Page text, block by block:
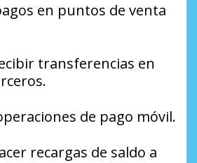
en puntos de venta
transferencias en
de pago móvil.
recargas de saldo a